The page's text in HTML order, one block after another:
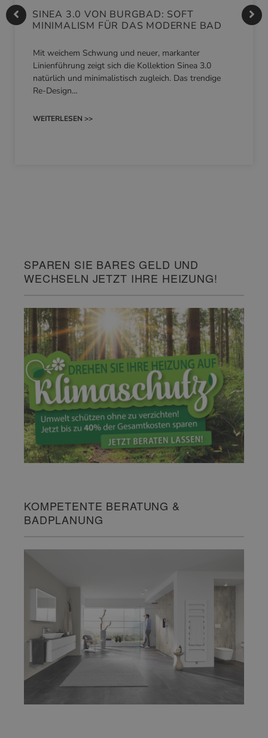
SINEA 3.0 VON BURGBAD: SOFT
MINIMALISM FÜR DAS MODERNE BAD
Mit weichem Schwung und neuer, markanter
Linienführung zeigt sich die Kollektion Sinea 3.0
natürlich und minimalistisch zugleich. Das trendige
Re-Design…
WEITERLESEN >>
SPAREN SIE BARES GELD UND
WECHSELN JETZT IHRE HEIZUNG!
KOMPETENTE BERATUNG &
BADPLANUNG